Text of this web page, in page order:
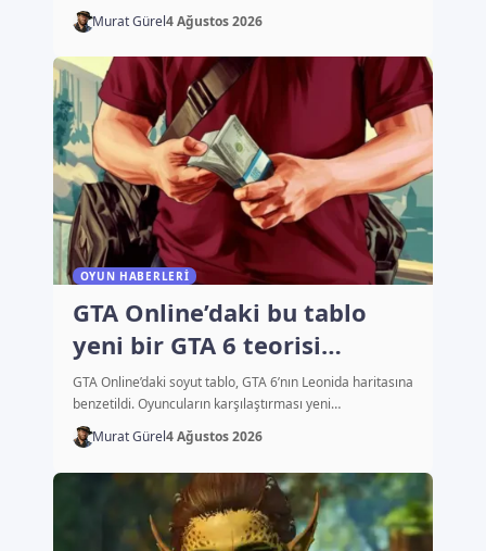
Murat Gürel4 Ağustos 2026
OYUN HABERLERI
GTA Online’daki bu tablo
yeni bir GTA 6 teorisi
başlattı
GTA Online’daki soyut tablo, GTA 6’nın Leonida haritasına
benzetildi. Oyuncuların karşılaştırması yeni…
Murat Gürel4 Ağustos 2026